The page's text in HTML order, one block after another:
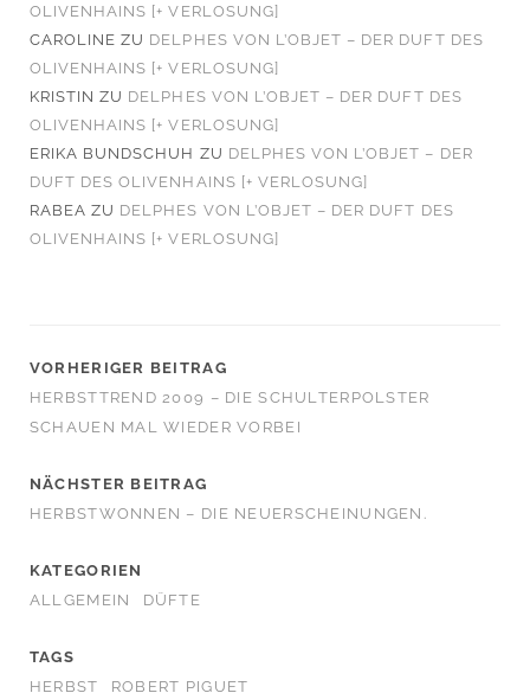
OLIVENHAINS [+ VERLOSUNG]
CAROLINE ZU DELPHES VON L’OBJET – DER DUFT DES
OLIVENHAINS [+ VERLOSUNG]
KRISTIN ZU DELPHES VON L’OBJET – DER DUFT DES
OLIVENHAINS [+ VERLOSUNG]
ERIKA BUNDSCHUH ZU DELPHES VON L’OBJET – DER
DUFT DES OLIVENHAINS [+ VERLOSUNG]
RABEA ZU DELPHES VON L’OBJET – DER DUFT DES
OLIVENHAINS [+ VERLOSUNG]
VORHERIGER BEITRAG
HERBSTTREND 2009 – DIE SCHULTERPOLSTER
SCHAUEN MAL WIEDER VORBEI
NÄCHSTER BEITRAG
HERBSTWONNEN – DIE NEUERSCHEINUNGEN.
KATEGORIEN
ALLGEMEIN
DÜFTE
TAGS
HERBST
ROBERT PIGUET